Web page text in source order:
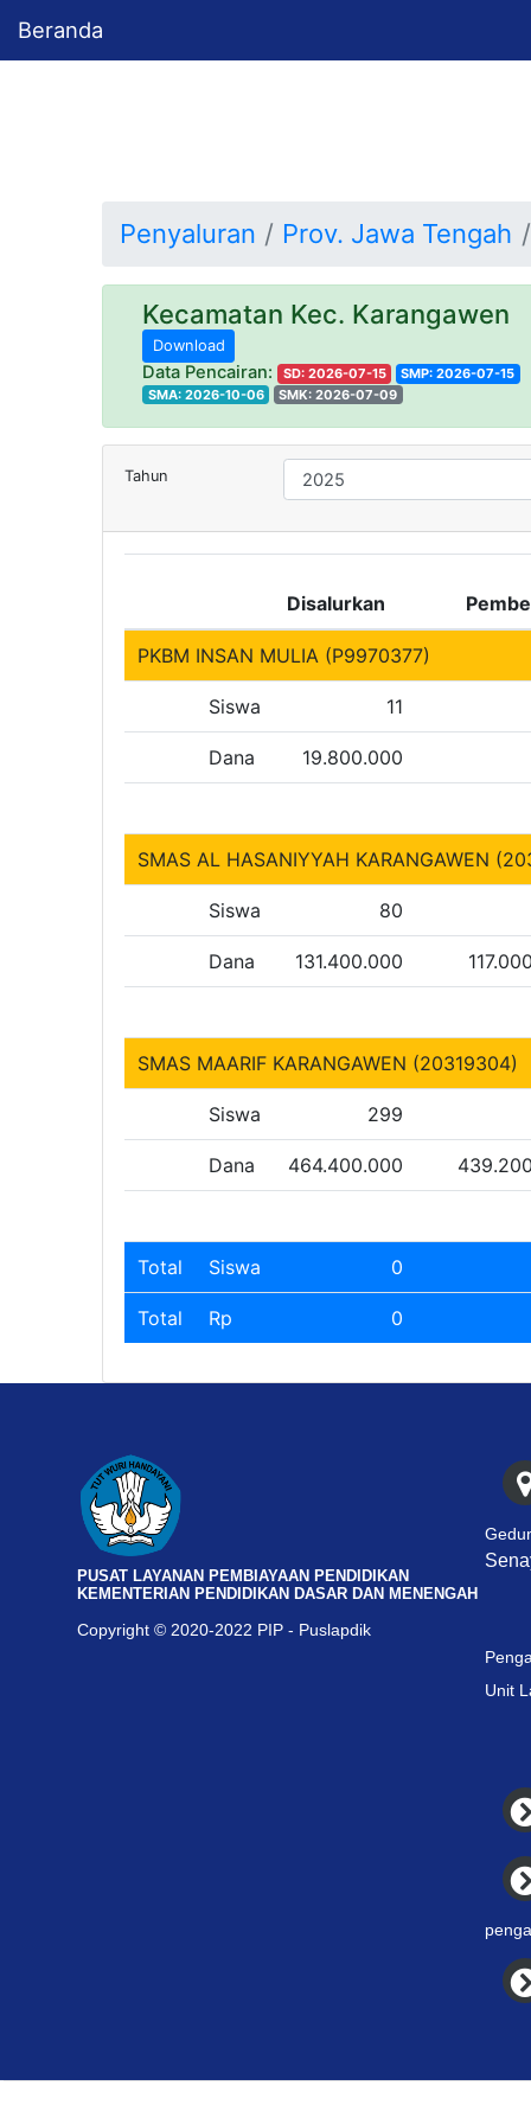
Beranda
Penyaluran Prov. Jawa Tengah
Kecamatan Kec. Karangawen
Download
Data Pencairan: SD: 2026-07-15
SMP: 2026-07-15
SMA: 2026-10-06
SMK: 2026-07-09
Tahun
Disalurkan
PKBM INSAN MULIA (P9970377)
Siswa 11
Dana 19.800.000
SMAS AL HASANIYYAH KARANGAWEN
Siswa 80
Dana 131.400.000
SMAS MAARIF KARANGAWEN (20319304)
Siswa 299
Dana 464.400.000
Total Siswa 0
Total Rp 0
PUSAT LAYANAN PEMBIAYAAN PENDIDIKAN
KEMENTERIAN PENDIDIKAN DASAR DAN MENENGAH
Copyright © 2020-2022 PIP - Puslapdik
Unit